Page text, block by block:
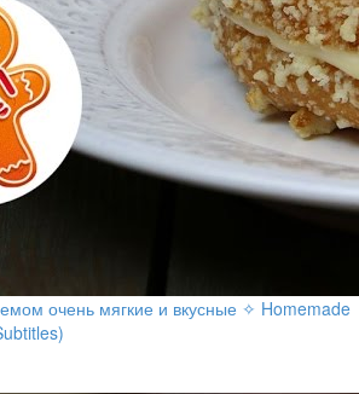
очень мягкие и вкусные ✧ Homemade